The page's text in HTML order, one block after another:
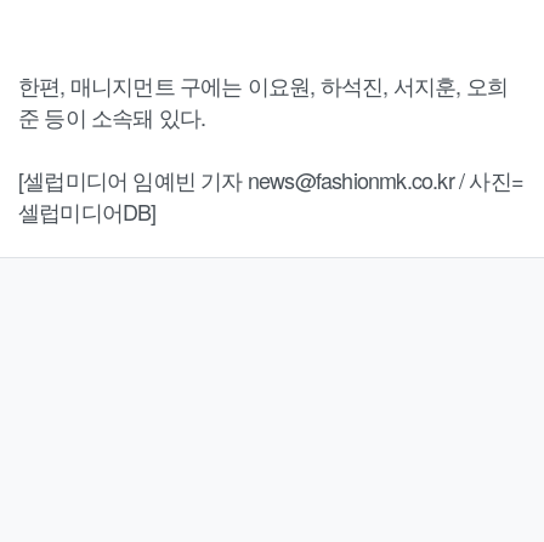
한편, 매니지먼트 구에는 이요원, 하석진, 서지훈, 오희
준 등이 소속돼 있다.
[셀럽미디어 임예빈 기자 news@fashionmk.co.kr / 사진=
셀럽미디어DB]